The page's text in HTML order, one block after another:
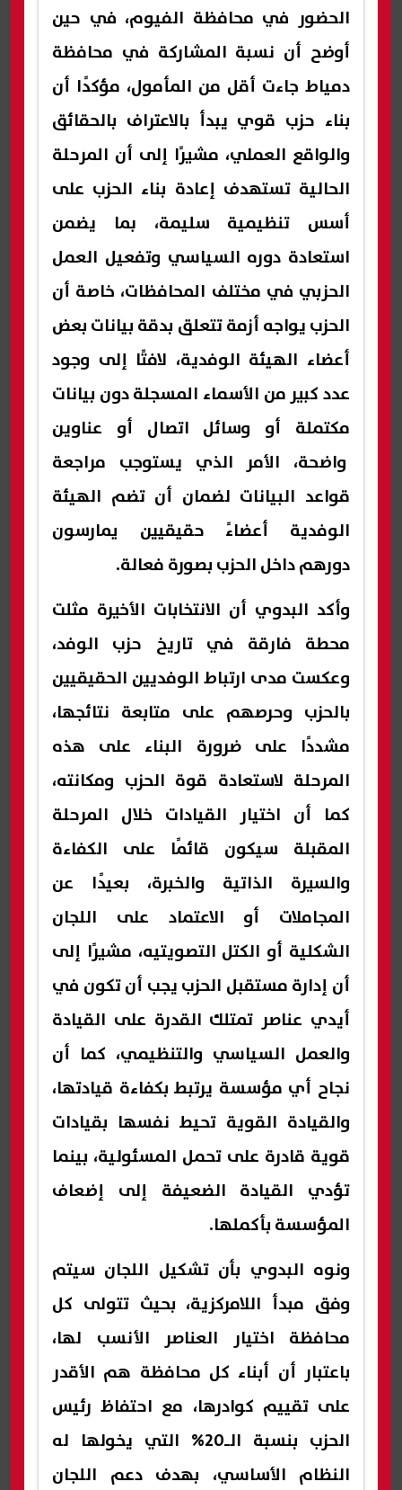
الحضور في محافظة الفيوم، في حين
أوضح أن نسبة المشاركة في محافظة
دمياط جاءت أقل من المأمول، مؤكدًا أن
بناء حزب قوي يبدأ بالاعتراف بالحقائق
والواقع العملي، مشيرًا إلى أن المرحلة
الحالية تستهدف إعادة بناء الحزب على
أسس تنظيمية سليمة، بما يضمن
استعادة دوره السياسي وتفعيل العمل
الحزبي في مختلف المحافظات، خاصة أن
الحزب يواجه أزمة تتعلق بدقة بيانات بعض
أعضاء الهيئة الوفدية، لافتًا إلى وجود
عدد كبير من الأسماء المسجلة دون بيانات
مكتملة أو وسائل اتصال أو عناوين
واضحة، الأمر الذي يستوجب مراجعة
قواعد البيانات لضمان أن تضم الهيئة
الوفدية أعضاءً حقيقيين يمارسون
دورهم داخل الحزب بصورة فعالة.
وأكد البدوي أن الانتخابات الأخيرة مثلت
محطة فارقة في تاريخ حزب الوفد،
وعكست مدى ارتباط الوفديين الحقيقيين
بالحزب وحرصهم على متابعة نتائجها،
مشددًا على ضرورة البناء على هذه
المرحلة لاستعادة قوة الحزب ومكانته،
كما أن اختيار القيادات خلال المرحلة
المقبلة سيكون قائمًا على الكفاءة
والسيرة الذاتية والخبرة، بعيدًا عن
المجاملات أو الاعتماد على اللجان
الشكلية أو الكتل التصويتيه، مشيرًا إلى
أن إدارة مستقبل الحزب يجب أن تكون في
أيدي عناصر تمتلك القدرة على القيادة
والعمل السياسي والتنظيمي، كما أن
نجاح أي مؤسسة يرتبط بكفاءة قيادتها،
والقيادة القوية تحيط نفسها بقيادات
قوية قادرة على تحمل المسئولية، بينما
تؤدي القيادة الضعيفة إلى إضعاف
المؤسسة بأكملها.
ونوه البدوي بأن تشكيل اللجان سيتم
وفق مبدأ اللامركزية، بحيث تتولى كل
محافظة اختيار العناصر الأنسب لها،
باعتبار أن أبناء كل محافظة هم الأقدر
على تقييم كوادرها، مع احتفاظ رئيس
الحزب بنسبة الـ20% التي يخولها له
النظام الأساسي، بهدف دعم اللجان